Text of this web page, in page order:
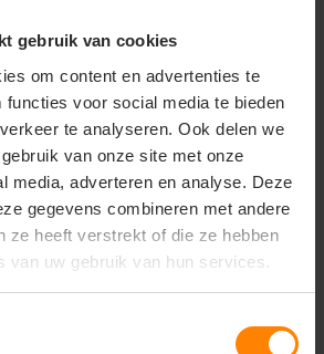
gebruik van cookies
om content en advertenties te
functies voor social media te bieden
te analyseren. Ook delen we
van onze site met onze
media, adverteren en analyse. Deze
gegevens combineren met andere
ze heeft verstrekt of die ze hebben
van uw gebruik van hun services.
n te leveren, zoals
realtime bieden van
externe
adverteerders.
Gebruikt om
gegevens naar
Google Analytics te
verzenden over het
apparaat en het
gedrag van de
bezoeker. Traceert
de bezoeker op
verschillende
2 jaar